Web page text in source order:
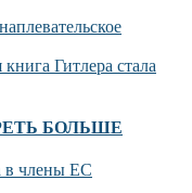
Гитлера стала
БОЛЬШЕ